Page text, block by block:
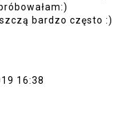
bardzo często :)
16:38